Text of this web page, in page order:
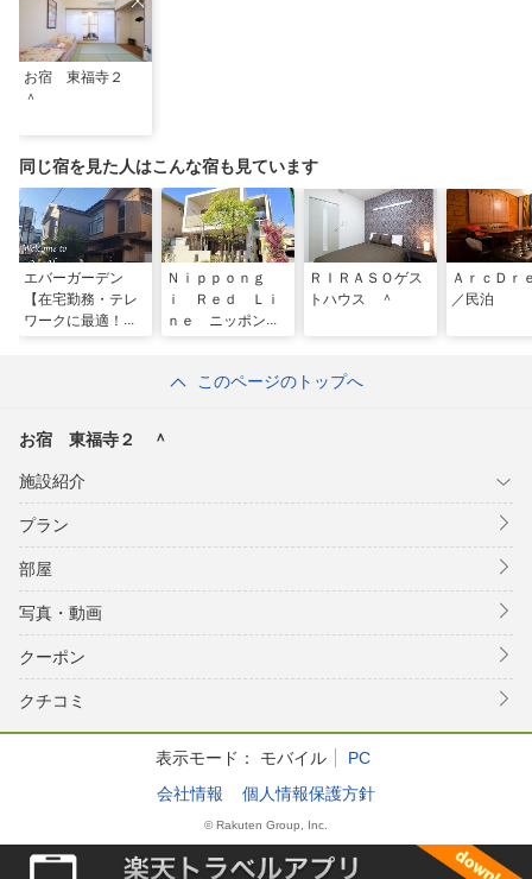
お宿 東福寺２
＾
同じ宿を見た人はこんな宿も見ています
エバーガーデン
【在宅勤務・テレ
ワークに最適！】
Ｎｉｐｐｏｎｇ
ｉ Ｒｅｄ Ｌｉ
ｎｅ ニッポンギ
ＲＩＲＡＳＯゲス
トハウス ＾
ＡｒｃＤｒ
／民泊
このページのトップへ
お宿 東福寺２ ＾
施設紹介
プラン
部屋
写真・動画
クーポン
クチコミ
表示モード： モバイル
PC
会社情報
個人情報保護方針
© Rakuten Group, Inc.